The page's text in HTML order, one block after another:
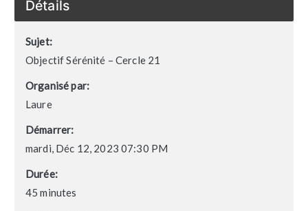
Détails
Sujet:
Objectif Sérénité – Cercle 21
Organisé par:
Laure
Démarrer:
mardi, Déc 12, 2023 07:30 PM
Durée:
45 minutes